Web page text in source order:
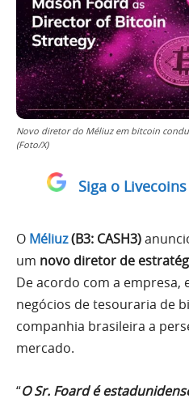
Novo diretor do Méliuz em bitcoin
(Foto/X)
Siga o
O Méliuz(B3: CASH3)
um novo diretor de
De acordo com a empresa,
negócios de tesouraria de
companhia brasileira a
mercado.
“O Sr. Foard é